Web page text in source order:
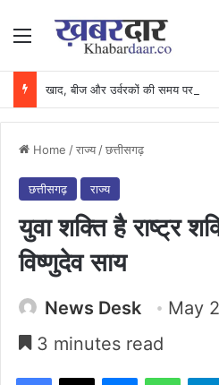
Menu
Home /राज्य /छत्तीसगढ़
छत्तीसगढ़ राज्य
युवा शक्ति है राष्ट्र
विष्णुदेव साय
News Desk
May
3 minutes read
Facebook
X Messenger